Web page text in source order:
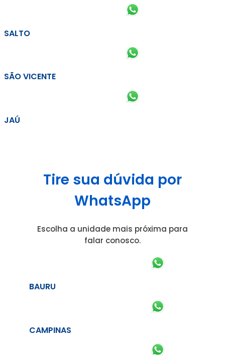
SALTO
SÃO VICENTE
JAÚ
Tire sua dúvida por
WhatsApp
Escolha a unidade mais próxima para
falar conosco.
BAURU
CAMPINAS